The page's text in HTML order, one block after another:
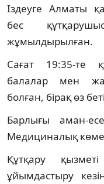
Іздеуге Алматы
бес
жұмылдырылған.
Сағат 19:35-те
балалар мен
болған, бірақ өз
Барлығы аман-
Медициналық
Құтқару
ұйымдастыру